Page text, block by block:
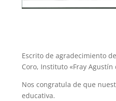
Escrito de agradecimiento
Coro, Instituto «Fray Agustín
Nos congratula de que
educativa.